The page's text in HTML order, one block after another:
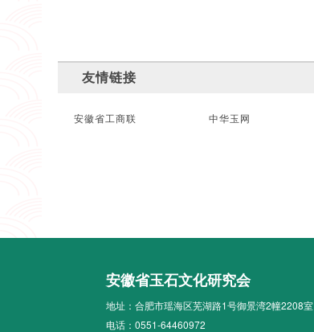
友情链接
安徽省工商联 中华玉网
安徽省玉石文化研究会
地址：合肥市瑶海区芜湖路1号御景湾2幢2208室
电话：0551-64460972